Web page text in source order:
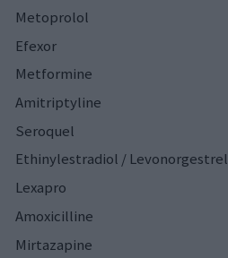
Metoprolol
Efexor
Metformine
Amitriptyline
Seroquel
Ethinylestradiol / Levonorgestrel
Lexapro
Amoxicilline
Mirtazapine